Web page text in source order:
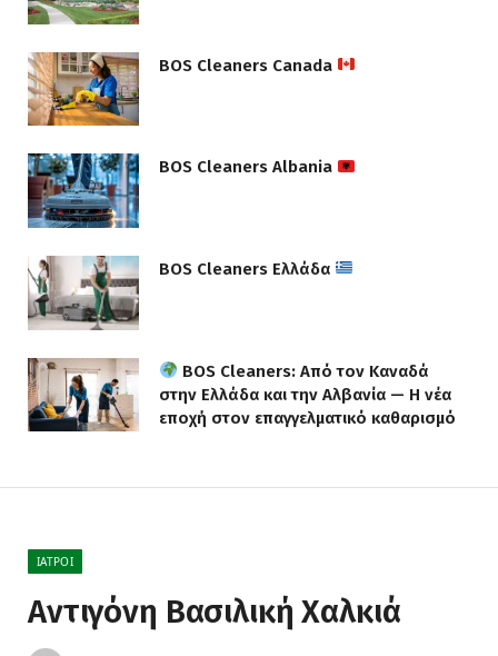
BOS Cleaners Canada
BOS Cleaners Albania
BOS Cleaners Ελλάδα
BOS Cleaners: Από τον Καναδά
στην Ελλάδα και την Αλβανία — Η νέα
εποχή στον επαγγελματικό καθαρισμό
ΙΑΤΡΟΊ
Αντιγόνη Βασιλική Χαλκιά